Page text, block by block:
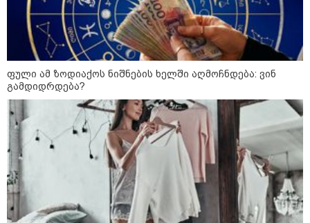
16:33 / 08-08-2026
"გიორგი ბარამიძემ რაღაც
მაგრამ ნამდვილად არ
ეკუთვნის წიხლი ივანიშვილის
ღალატზე დაფუძნებული
დიქტატურის მსახურებისგან" -
მიხეილ სააკაშვილი
16:22 / 08-08-2026
"აი, ეს არის სამშობლოს
ღალატი" - როგორ ეხმაურება
ნიკა გვარამია აგვისტოს ომთან
დაკავშირებით ირაკლი
ფული ამ ზოდიაქოს ნიშნების ხელში აღმოჩნდება: ვინ
გამდიდრდება?